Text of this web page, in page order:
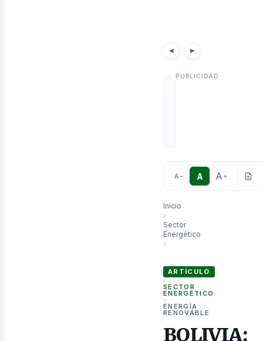
◀ Noticias
▶
A − A A +
Inicio
›
Sector
Energético
›
ARTÍCULO
›
SECTOR
ENERGÉTICO
›
ENERGÍA
RENOVABLE
BOLIVIA: